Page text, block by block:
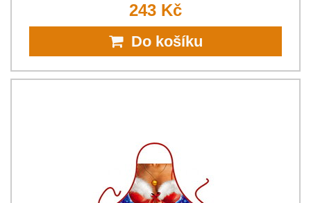
243 Kč
Do košíku